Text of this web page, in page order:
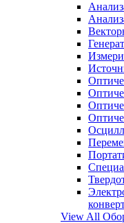
View All